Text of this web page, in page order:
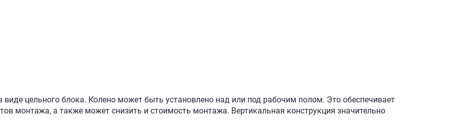
виде цельного блока. Колено может быть установлено над или под рабочим полом. Это обеспечивает
монтажа, а также может снизить и стоимость монтажа. Вертикальная конструкция значительно